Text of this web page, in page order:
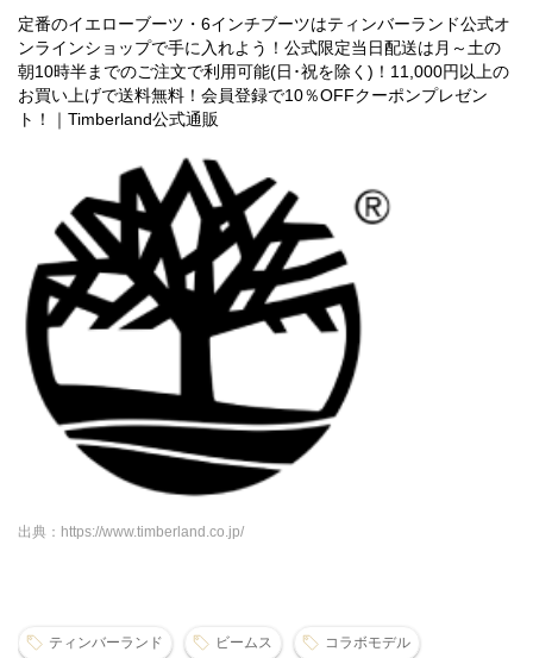
定番のイエローブーツ・6インチブーツはティンバーランド公式オ
ンラインショップで手に入れよう！公式限定当日配送は月～土の
朝10時半までのご注文で利用可能(日･祝を除く)！11,000円以上の
お買い上げで送料無料！会員登録で10％OFFクーポンプレゼン
ト！｜Timberland公式通販
出典：https://www.timberland.co.jp/
ティンバーランド ビームス コラボモデル